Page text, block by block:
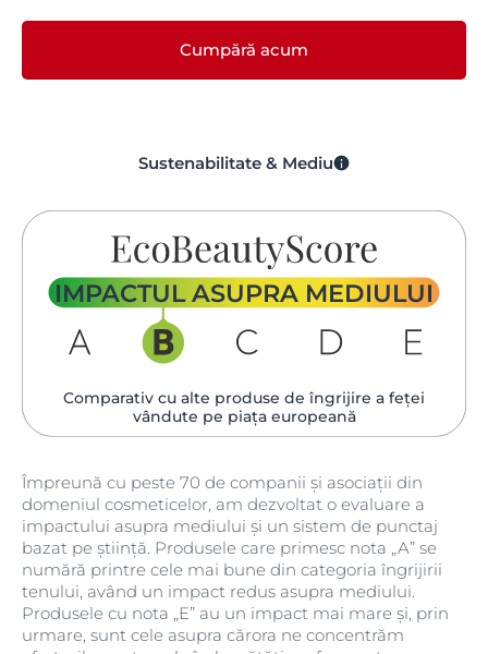
Cumpără acum
Sustenabilitate & Mediu
IMPACTUL ASUPRA MEDIULUI
Comparativ cu alte produse de îngrijire a feței
vândute pe piața europeană
Împreună cu peste 70 de companii și asociații din
domeniul cosmeticelor, am dezvoltat o evaluare a
impactului asupra mediului și un sistem de punctaj
bazat pe știință. Produsele care primesc nota „A” se
numără printre cele mai bune din categoria îngrijirii
tenului, având un impact redus asupra mediului.
Produsele cu nota „E” au un impact mai mare și, prin
urmare, sunt cele asupra cărora ne concentrăm